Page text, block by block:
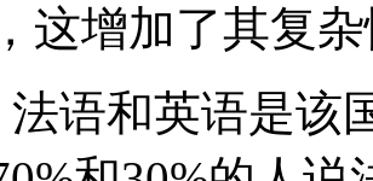
这增加了其复
法语和英语是该